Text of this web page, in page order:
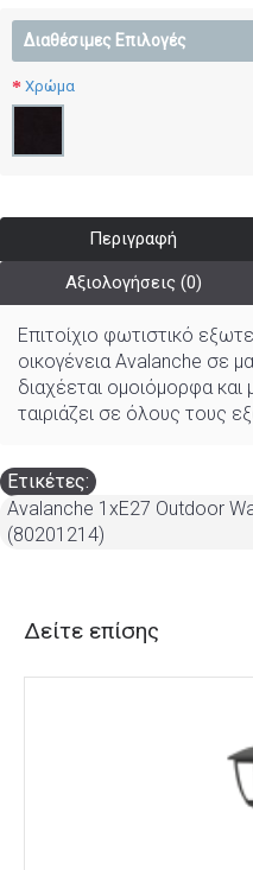
Διαθέσιμες Επιλογές
Χρώμα
Περιγραφή
Αξιολογήσεις (0)
Επιτοίχιο φωτιστικό
οικογένεια Avalanche σε
διαχέεται ομοιόμορφα
ταιριάζει σε όλους τους
Ετικέτες:
Avalanche 1xE27 Outdoor
(80201214)
Δείτε επίσης